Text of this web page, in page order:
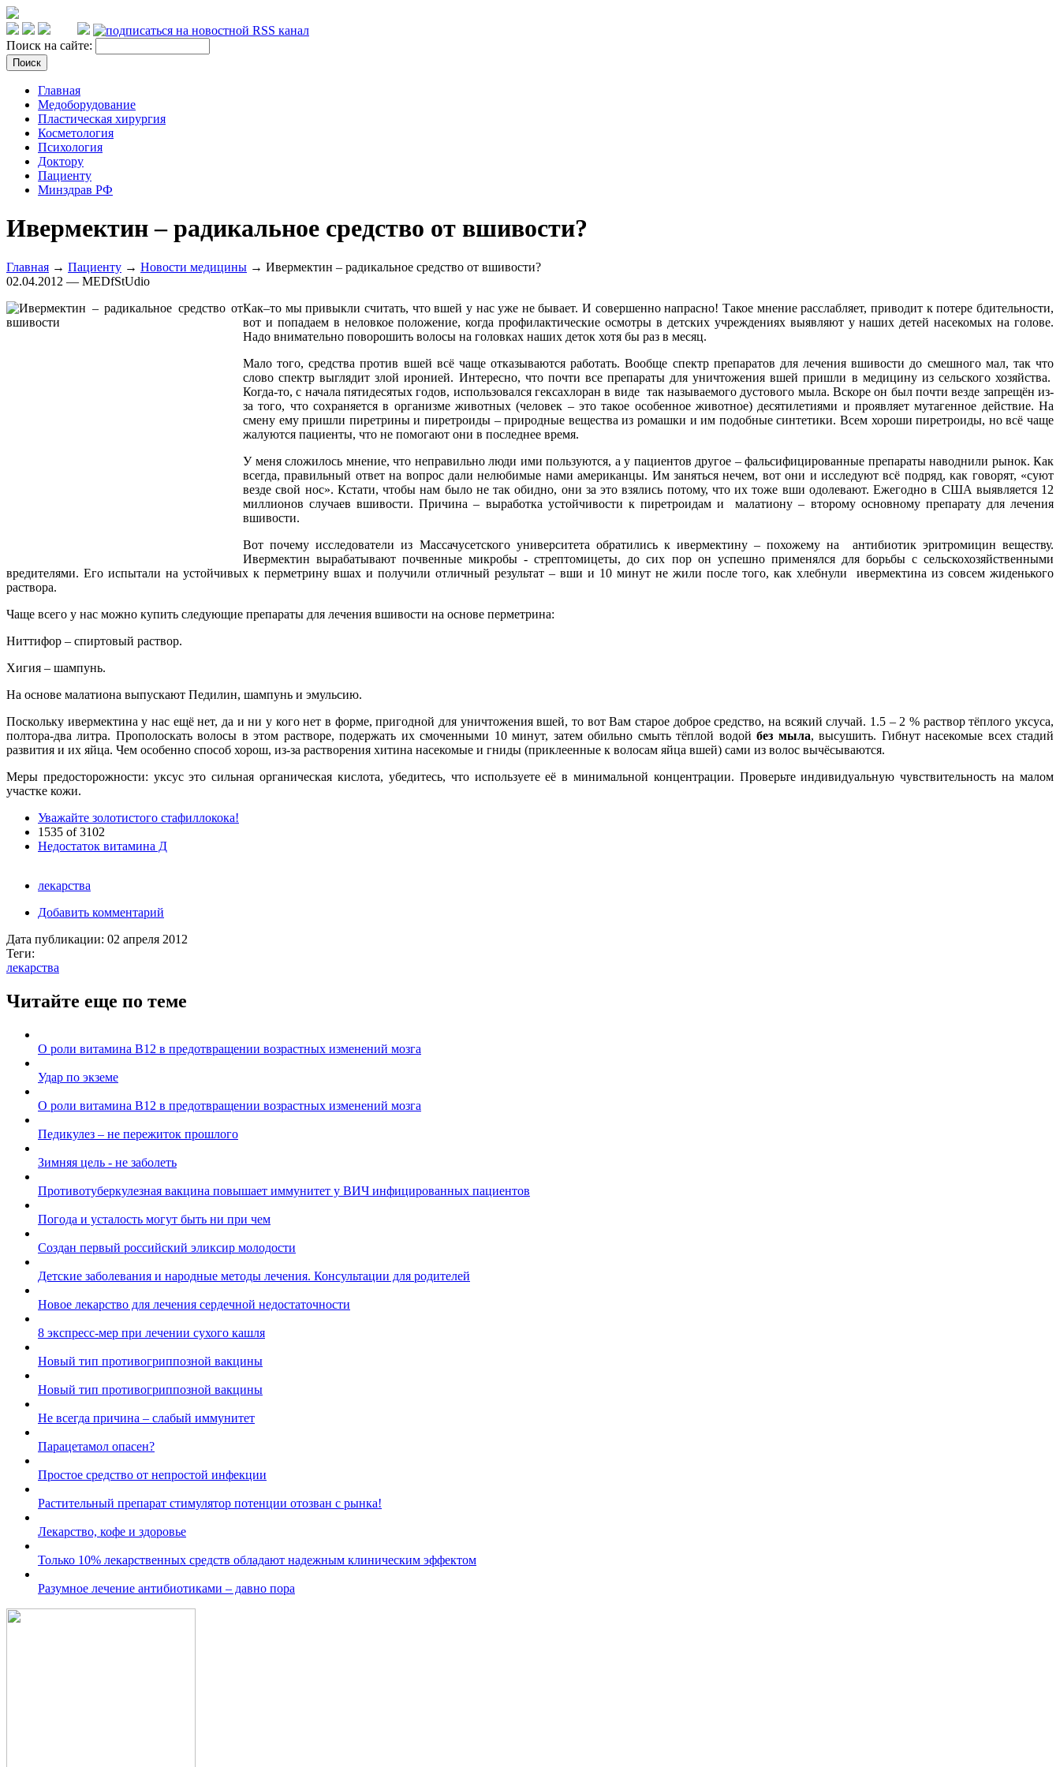
Поиск на сайте:
Главная
Медоборудование
Пластическая хирургия
Косметология
Психология
Доктору
Пациенту
Минздрав РФ
Ивермектин – радикальное средство от вшивости?
Главная → Пациенту → Новости медицины → Ивермектин – радикальное средство от вшивости?
02.04.2012 — MEDfStUdio
Как–то мы привыкли считать, что вшей у нас уже не бывает. И совершенно напрасно! Такое мнение расслабляет, приводит к потере бдительности,
вот и попадаем в неловкое положение, когда профилактические осмотры в детских учреждениях выявляют у наших детей насекомых на голове.
Надо внимательно поворошить волосы на головках наших деток хотя бы раз в месяц.
Мало того, средства против вшей всё чаще отказываются работать. Вообще спектр препаратов для лечения вшивости до смешного мал, так что
слово спектр выглядит злой иронией. Интересно, что почти все препараты для уничтожения вшей пришли в медицину из сельского хозяйства.
Когда-то, с начала пятидесятых годов, использовался гексахлоран в виде так называемого дустового мыла. Вскоре он был почти везде запрещён из-
за того, что сохраняется в организме животных (человек – это такое особенное животное) десятилетиями и проявляет мутагенное действие. На
смену ему пришли пиретрины и пиретроиды – природные вещества из ромашки и им подобные синтетики. Всем хороши пиретроиды, но всё чаще
жалуются пациенты, что не помогают они в последнее время.
У меня сложилось мнение, что неправильно люди ими пользуются, а у пациентов другое – фальсифицированные препараты наводнили рынок. Как
всегда, правильный ответ на вопрос дали нелюбимые нами американцы. Им заняться нечем, вот они и исследуют всё подряд, как говорят, «суют
везде свой нос». Кстати, чтобы нам было не так обидно, они за это взялись потому, что их тоже вши одолевают. Ежегодно в США выявляется 12
миллионов случаев вшивости. Причина – выработка устойчивости к пиретроидам и малатиону – второму основному препарату для лечения
вшивости.
Вот почему исследователи из Массачусетского университета обратились к ивермектину – похожему на антибиотик эритромицин веществу.
Ивермектин вырабатывают почвенные микробы - стрептомицеты, до сих пор он успешно применялся для борьбы с сельскохозяйственными
вредителями. Его испытали на устойчивых к перметрину вшах и получили отличный результат – вши и 10 минут не жили после того, как хлебнули ивермектина из совсем жиденького
раствора.
Чаще всего у нас можно купить следующие препараты для лечения вшивости на основе перметрина:
Ниттифор – спиртовый раствор.
Хигия – шампунь.
На основе малатиона выпускают Педилин, шампунь и эмульсию.
Поскольку ивермектина у нас ещё нет, да и ни у кого нет в форме, пригодной для уничтожения вшей, то вот Вам старое доброе средство, на всякий случай. 1.5 – 2 % раствор тёплого уксуса,
полтора-два литра. Прополоскать волосы в этом растворе, подержать их смоченными 10 минут, затем обильно смыть тёплой водойбез мыла, высушить. Гибнут насекомые всех стадий
развития и их яйца. Чем особенно способ хорош, из-за растворения хитина насекомые и гниды (приклеенные к волосам яйца вшей) сами из волос вычёсываются.
Меры предосторожности: уксус это сильная органическая кислота, убедитесь, что используете её в минимальной концентрации. Проверьте индивидуальную чувствительность на малом
участке кожи.
Уважайте золотистого стафиллокока!
1535 of 3102
Недостаток витамина Д
лекарства
Добавить комментарий
Дата публикации: 02 апреля 2012
Теги:
лекарства
Читайте еще по теме
О роли витамина B12 в предотвращении возрастных изменений мозга
Удар по экземе
О роли витамина B12 в предотвращении возрастных изменений мозга
Педикулез – не пережиток прошлого
Зимняя цель - не заболеть
Противотуберкулезная вакцина повышает иммунитет у ВИЧ инфицированных пациентов
Погода и усталость могут быть ни при чем
Создан первый российский эликсир молодости
Детские заболевания и народные методы лечения. Консультации для родителей
Новое лекарство для лечения сердечной недостаточности
8 экспресс-мер при лечении сухого кашля
Новый тип противогриппозной вакцины
Новый тип противогриппозной вакцины
Не всегда причина – слабый иммунитет
Парацетамол опасен?
Простое средство от непростой инфекции
Растительный препарат стимулятор потенции отозван с рынка!
Лекарство, кофе и здоровье
Только 10% лекарственных средств обладают надежным клиническим эффектом
Разумное лечение антибиотиками – давно пора